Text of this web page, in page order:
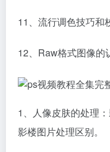
11、流行调色技巧和
12、Raw格式图像的
1、人像皮肤的处理
影楼图片处理区别。